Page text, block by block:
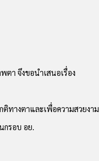
ตา จึงขอนำเสนอเรื่อง
ทางตาและเพื่อความสวยงาม
กรอบ อย.